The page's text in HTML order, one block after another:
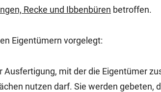
Recke und Ibbenbüren betroffen.
Eigentümern vorgelegt:
Ausfertigung, mit der die Eigentümer
nutzen darf. Sie werden gebeten,